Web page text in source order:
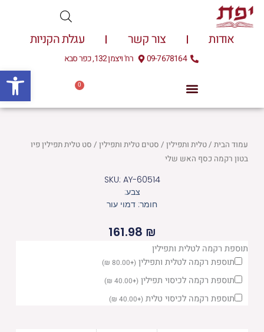
דילוג
לתוכן
אודות צור קשר עגלת הקניות
09-7678164 רח' ויצמן 132, כפר סבא
0
עגלת
עמוד הבית/טלית ותפילין/ סטים טלית ותפילין/ סט טלית תפילין פיו
בטון רקמה כסף האש שלי
SKU: AY-60514
צבע:
חומר: דמוי עור
161.98 ₪
תוספת רקמה לטלית ותפילין
תוספת רקמה לטלית ותפילין (
+
80.00
₪
)
תוספת רקמה לכיסוי תפילין (
+
40.00
₪
)
תוספת רקמה לכיסוי טלית (
+
40.00
₪
)
כמות
של
סט
טלית